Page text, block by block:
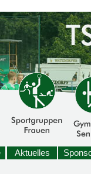
Aktuelles